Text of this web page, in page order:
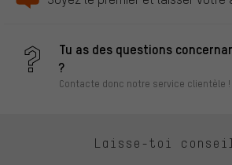
Tu as des questions
?
Contacte donc notre service clientèle !
Laisse-toi